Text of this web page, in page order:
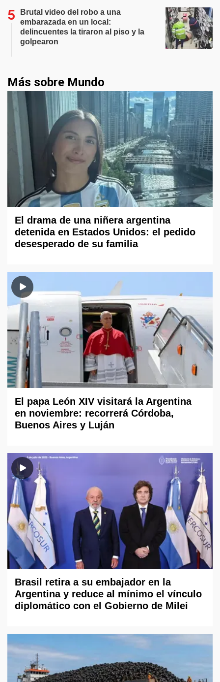
Brutal video del robo a una
embarazada en un local:
delincuentes la tiraron al piso y la
golpearon
Más sobre Mundo
El drama de una niñera argentina
detenida en Estados Unidos: el pedido
desesperado de su familia
El papa León XIV visitará la Argentina
en noviembre: recorrerá Córdoba,
Buenos Aires y Luján
Brasil retira a su embajador en la
Argentina y reduce al mínimo el vínculo
diplomático con el Gobierno de Milei